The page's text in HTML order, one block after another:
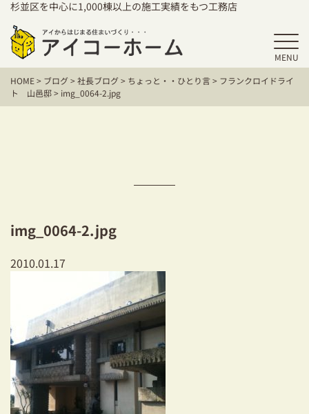
杉並区を中心に1,000棟以上の施工実績をもつ工務店
MENU
HOME
アイコーホームの家づくり
保証／アフターサポート
建て替えをお考えの方
耐震対策も安心の家づくり
リフォーム・リノベーションをお考えの方
必見！土地からお探しの方へ
HOME> ブログ>社長ブログ> ちょっと・・ひとり言> フランクロイドライ
ト 山邑邸> img_0064-2.jpg
img_0064-2.jpg
2010.01.17